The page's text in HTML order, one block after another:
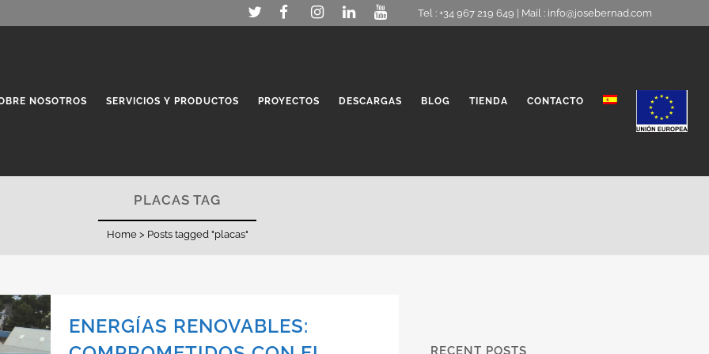
Tel : +34 967 219 649 | Mail : info@josebernad.com
NOSOTROS SERVICIOS Y PRODUCTOS PROYECTOS DESCARGAS BLOG TIENDA CONTACTO
PLACAS TAG
Home> Posts tagged "placas"
ENERGÍAS RENOVABLES:
RECENT POSTS